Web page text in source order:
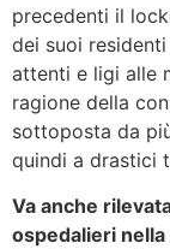
precedenti il
dei suoi
attenti e ligi alle
ragione della
sottoposta da
quindi a drastici
Va anche
ospedalieri